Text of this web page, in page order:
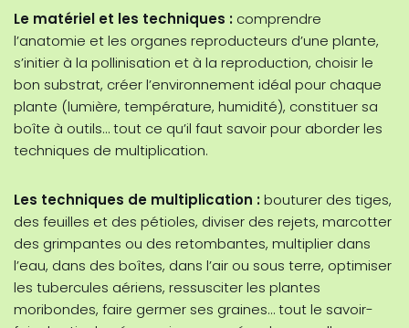
Le matériel et les techniques : comprendre
l’anatomie et les organes reproducteurs d’une plante,
s’initier à la pollinisation et à la reproduction, choisir le
bon substrat, créer l’environnement idéal pour chaque
plante (lumière, température, humidité), constituer sa
boîte à outils… tout ce qu’il faut savoir pour aborder les
techniques de multiplication.
Les techniques de multiplication :bouturer des tiges,
des feuilles et des pétioles, diviser des rejets, marcotter
des grimpantes ou des retombantes, multiplier dans
l’eau, dans des boîtes, dans l’air ou sous terre, optimiser
les tubercules aériens, ressusciter les plantes
moribondes, faire germer ses graines… tout le savoir-